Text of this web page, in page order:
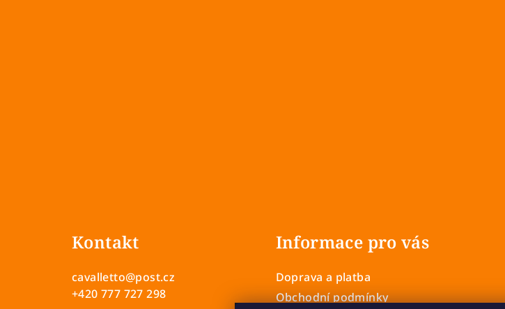
Kontakt
cavalletto@post.cz
+420 777 727 298
Informace pro vás
Doprava a platba
Obchodní podmínky